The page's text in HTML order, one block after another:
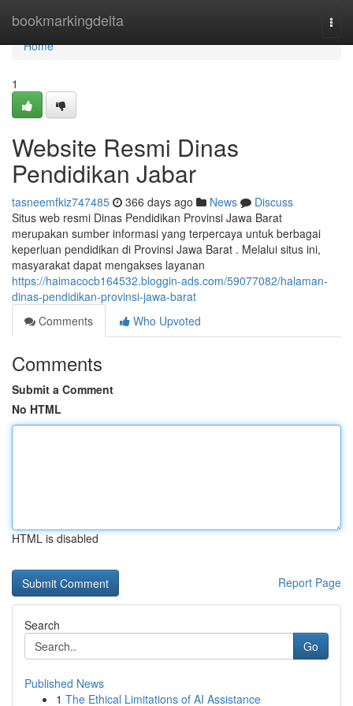
bookmarkingdelta
Home
Home
1
Website Resmi Dinas
Pendidikan Jabar
tasneemfkiz747485 366 days ago News
Discuss
Situs web resmi Dinas Pendidikan Provinsi Jawa Barat
merupakan sumber informasi yang terpercaya untuk berbagai
keperluan pendidikan di Provinsi Jawa Barat . Melalui situs ini,
masyarakat dapat mengakses layanan
https://haimacocb164532.bloggin-ads.com/59077082/halaman-
dinas-pendidikan-provinsi-jawa-barat
Comments
Who Upvoted
Comments
Submit a Comment
No HTML
HTML is disabled
Report Page
Search
Go
Published News
1 The Ethical Limitations of AI Assistance